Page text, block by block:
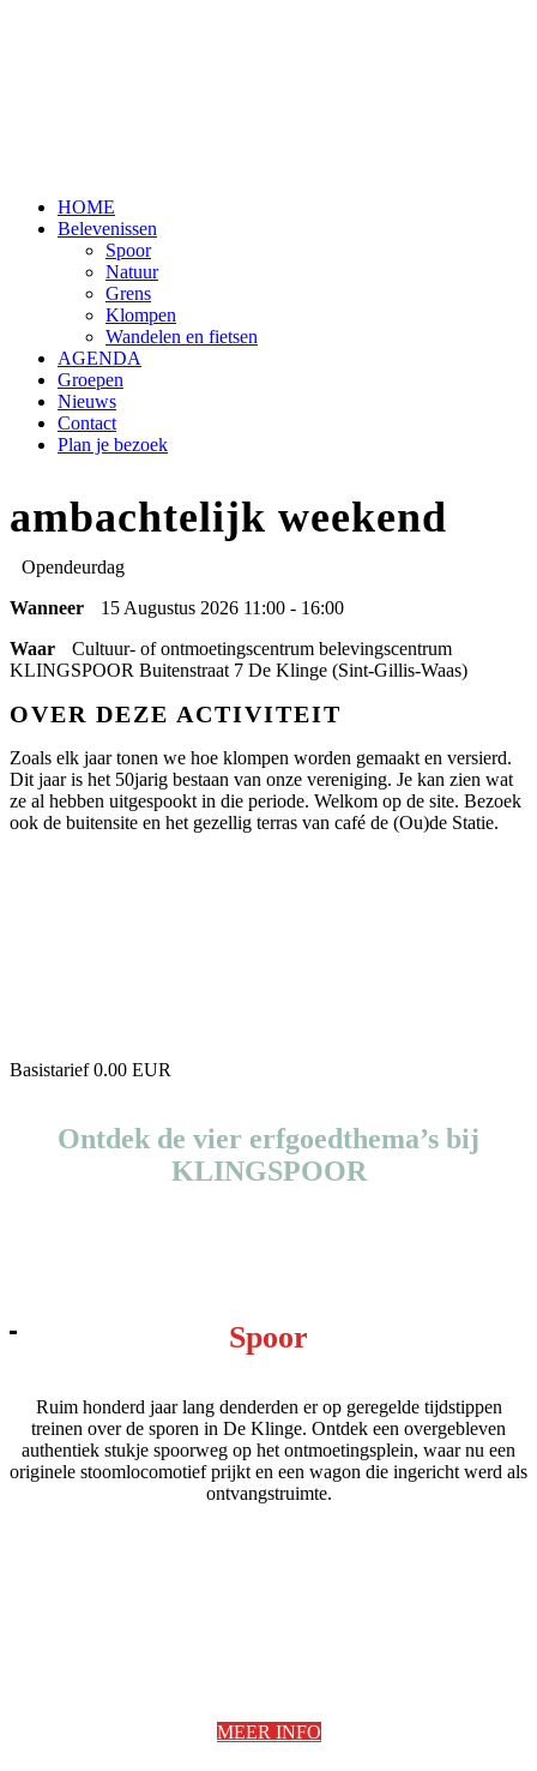
HOME
Belevenissen
Spoor
Natuur
Grens
Klompen
Wandelen en fietsen
AGENDA
Groepen
Nieuws
Contact
Plan je bezoek
ambachtelijk weekend
Opendeurdag
Wanneer
15 Augustus 2026 11:00 - 16:00
Waar
Cultuur- of ontmoetingscentrum belevingscentrum
KLINGSPOOR Buitenstraat 7 De Klinge (Sint-Gillis-Waas)
OVER DEZE ACTIVITEIT
Zoals elk jaar tonen we hoe klompen worden gemaakt en versierd.
Dit jaar is het 50jarig bestaan van onze vereniging. Je kan zien wat
ze al hebben uitgespookt in die periode. Welkom op de site. Bezoek
ook de buitensite en het gezellig terras van café de (Ou)de Statie.
Basistarief 0.00 EUR
Ontdek de vier erfgoedthema’s bij
KLINGSPOOR
Spoor
Ruim honderd jaar lang denderden er op geregelde tijdstippen
treinen over de sporen in De Klinge. Ontdek een overgebleven
authentiek stukje spoorweg op het ontmoetingsplein, waar nu een
originele stoomlocomotief prijkt en een wagon die ingericht werd als
ontvangstruimte.
MEER INFO